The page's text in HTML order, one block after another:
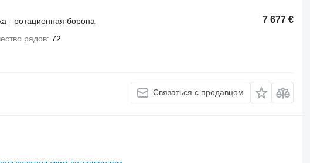
7 677 €
- ротационная борона
рядов 72
Связаться с продавцом